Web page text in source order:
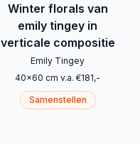
Winter florals van
emily tingey in
verticale compositie
Emily Tingey
40x60 cm v.a. €181,-
Samenstellen